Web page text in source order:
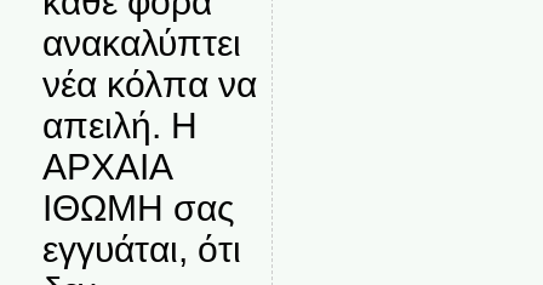
ανακαλύπτει
νέα κόλπα να
απειλή. Η
ΑΡΧΑΙΑ
ΙΘΩΜΗ σας
εγγυάται, ότι